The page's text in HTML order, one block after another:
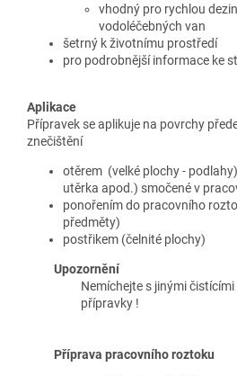
vhodný pro rychlou
vodoléčebných van
šetrný k životnímu prostředí
pro podrobnější informace ke
Aplikace
Přípravek se aplikuje na povrchy
znečištění
otěrem (velké plochy -
utěrka apod.) smočené v
ponořením do pracovního
předměty)
postřikem (čelnité plochy)
Upozornění
Nemíchejte s jinými
přípravky !
Příprava pracovního roztoku